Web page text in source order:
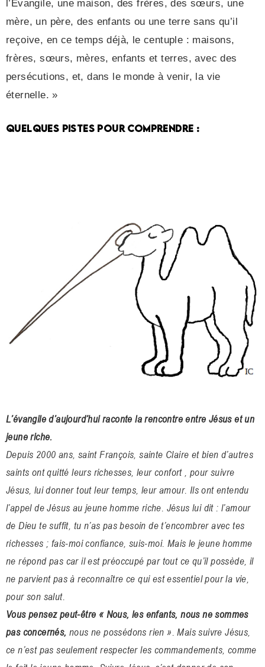
l’Évangile, une maison, des frères, des sœurs, une
mère, un père, des enfants ou une terre sans qu’il
reçoive, en ce temps déjà, le centuple : maisons,
frères, sœurs, mères, enfants et terres, avec des
persécutions, et, dans le monde à venir, la vie
éternelle. »
QUELQUES PISTES POUR COMPRENDRE :
L’évangile d’aujourd’hui raconte la rencontre entre Jésus et un
jeune riche.
Depuis 2000 ans, saint François, sainte Claire et bien d’autres
saints ont quitté leurs richesses, leur confort , pour suivre
Jésus, lui donner tout leur temps, leur amour. Ils ont entendu
l’appel de Jésus au jeune homme riche. Jésus lui dit : l’amour
de Dieu te suffit, tu n’as pas besoin de t’encombrer avec tes
richesses ; fais-moi confiance, suis-moi. Mais le jeune homme
ne répond pas car il est préoccupé par tout ce qu’il possède, il
ne parvient pas à reconnaître ce qui est essentiel pour la vie,
pour son salut.
Vous pensez peut-être « Nous, les enfants, nous ne sommes
pas concernés, nous ne possédons rien ». Mais suivre Jésus,
ce n’est pas seulement respecter les commandements, comme